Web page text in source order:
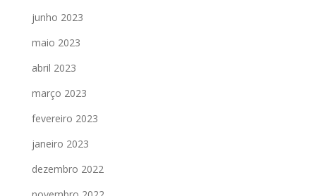
junho 2023
maio 2023
abril 2023
março 2023
fevereiro 2023
janeiro 2023
dezembro 2022